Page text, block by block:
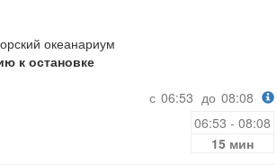
океанариум
к остановке
с 06:53 до 08:08
06:53 - 08:08
15 мин